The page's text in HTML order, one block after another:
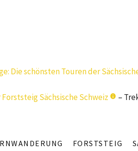
Die schönsten Touren der
Sächsische Schweiz
–
FORSTSTEIG